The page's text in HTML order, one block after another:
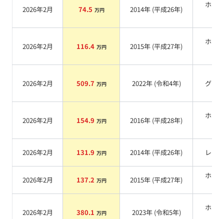
2026年2月 74.5 万円 2014年 (平成26年)
ホワ
2026年2月 116.4 万円 2015年 (平成27年)
ホワ
2026年2月 509.7 万円 2022年 (令和4年) グレー
2026年2月 154.9 万円 2016年 (平成28年)
ホワ
2026年2月 131.9 万円 2014年 (平成26年) レッド
2026年2月 137.2 万円 2015年 (平成27年)
ホワ
2026年2月 380.1 万円 2023年 (令和5年)
ホワ